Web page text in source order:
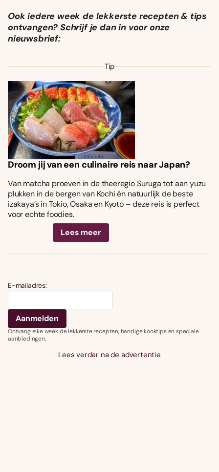
Ook iedere week de lekkerste recepten & tips
ontvangen? Schrijf je dan in voor onze
nieuwsbrief:
Tip
Droom jij van een culinaire reis naar Japan?
Van matcha proeven in de theeregio Suruga tot aan yuzu
plukken in de bergen van Kochi én natuurlijk de beste
izakaya’s in Tokio, Osaka en Kyoto – deze reis is perfect
voor echte foodies.
Lees meer
E-mailadres:
Ontvang elke week de lekkerste recepten, handige kooktips en speciale
aanbiedingen.
Lees verder na de advertentie